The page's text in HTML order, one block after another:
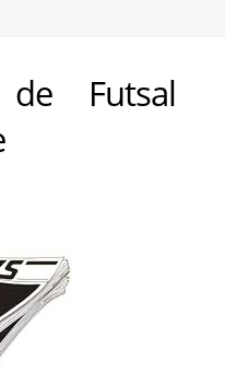
de Futsal